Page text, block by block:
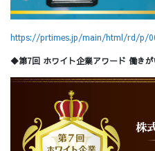
https://prtimes.jp/main/html/rd/p/
◆第7回 ホワイト企業アワード 働き